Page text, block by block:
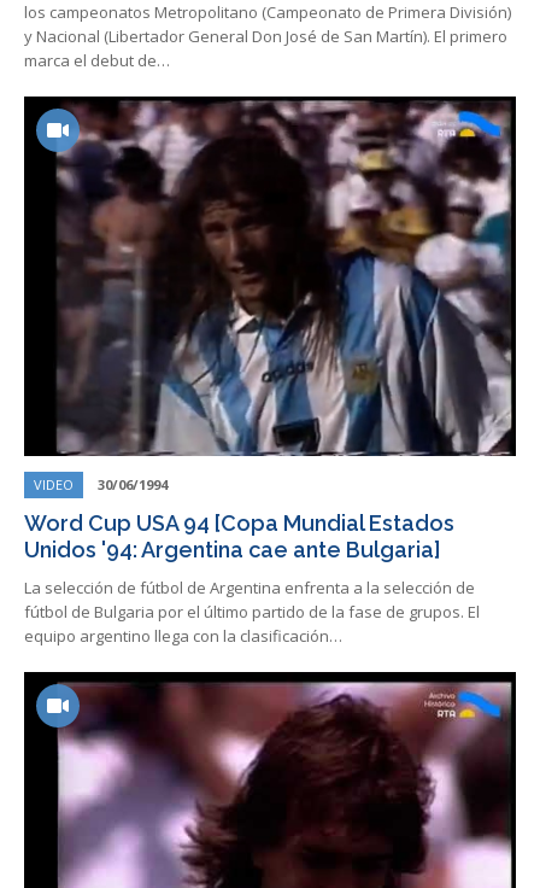
los campeonatos Metropolitano (Campeonato de Primera División)
y Nacional (Libertador General Don José de San Martín). El primero
marca el debut de…
VIDEO 30/06/1994
Word Cup USA 94 [Copa Mundial Estados
Unidos '94: Argentina cae ante Bulgaria]
La selección de fútbol de Argentina enfrenta a la selección de
fútbol de Bulgaria por el último partido de la fase de grupos. El
equipo argentino llega con la clasificación…